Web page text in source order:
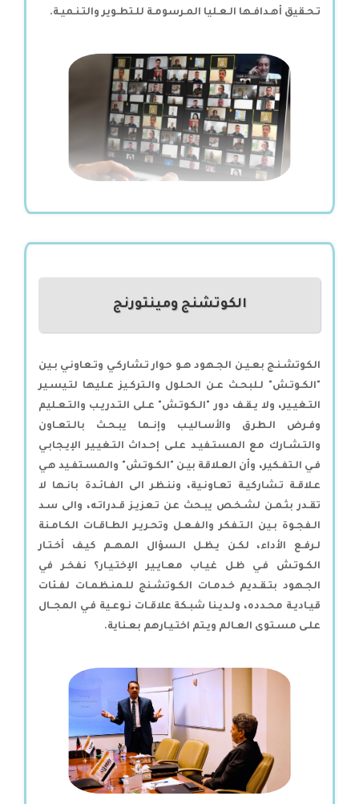
تـحـقيق أهـدافـها الـعـليا المـرسومـة للـتطـوير والتـنـميـة.
الكوتشنج ومينتورنج
الكوتشـنـج بعـيـن الجـهود هـو حوار تـشاركـي وتـعاونـي بـين
"الكـوتـش" لـلبحـث عـن الحـلول والـتركـيز عـليها لتـيسـير
التـغيـير، ولا يـقـف دور "الـكوتـش" عـلى التـدريـب والتـعـليم
وفـرض الـطرق والأسـاليـب وإنــما يبـحـث بالـتعـاون
والتـشـارك مع المستـفيـد علـى إحـداث التـغيـير الإيـجابـي
فـي الـتفـكير، وأن العـلاقة بيـن "الكـوتـش" والمسـتفـيد هـي
عـلاقـة تـشاركيـة تعـاونـية، وننـظر الى الفـائـدة بانـها لا
تقـدر بثـمـن لشـخـص يبـحث عن تـعزيـز قـدراتـه، والى سـد
الـفجـوة بـين الـتـفكر والفـعـل وتحـريـر الطـاقـات الكـامـنة
لـرفـع الأداء، لكـن يـظـل الـسؤال المهــم كيـف أخـتـار
الكـوتـش فـي ظـل غيـاب معـايـير الإختـيـار؟ نفخـر في
الجـهود بتـقـديم خـدمـات الكـوتشـنج للـمنـظمـات لفـئات
قيـاديـة محـدده، ولـديـنا شبـكة علاقـات نـوعـية فـي المجــال
علـى مسـتوى العـالم ويـتم اختـيـارهم بعـناية.